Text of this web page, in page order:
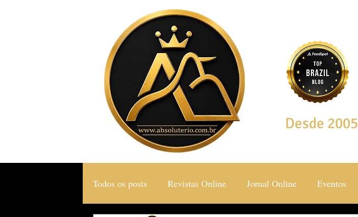
Desde 2005
Todos os posts Revistas Online Jornal Online Eventos